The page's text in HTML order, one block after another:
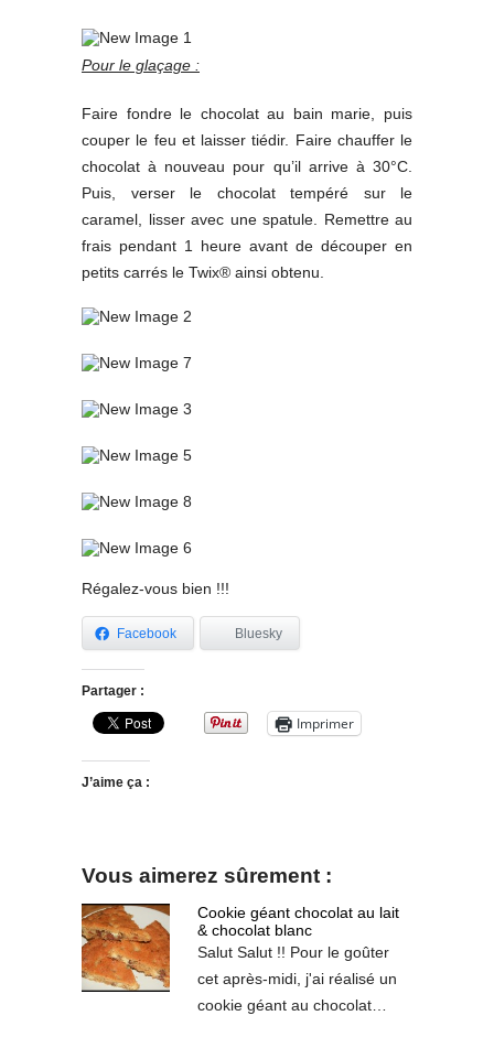
Pour le glaçage :
Faire fondre le chocolat au bain marie, puis
couper le feu et laisser tiédir. Faire chauffer le
chocolat à nouveau pour qu’il arrive à 30°C.
Puis, verser le chocolat tempéré sur le
caramel, lisser avec une spatule. Remettre au
frais pendant 1 heure avant de découper en
petits carrés le Twix® ainsi obtenu.
Régalez-vous bien !!!
Facebook Bluesky
Partager :
Imprimer
J’aime ça :
Vous aimerez sûrement :
Cookie géant chocolat au lait
& chocolat blanc
Salut Salut !! Pour le goûter
cet après-midi, j'ai réalisé un
cookie géant au chocolat…